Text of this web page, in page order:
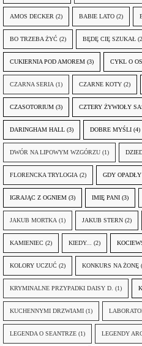
AMOS DECKER (2) BABIE LATO (2)
BO TRZEBA ŻYĆ (2) BĘDĘ CIĘ SZUKAŁ
CUKIERNIA POD AMOREM (3) CYKL O
CZARNA SERIA (1) CZARNE KOTY (2)
CZASOTORIUM (3) CZTERY ŻYWIOŁY
DARINGHAM HALL (3) DOBRE MYŚLI (4)
DWÓR NA LIPOWYM WZGÓRZU (1)
FLORENCKA TRYLOGIA (2) GDY
IGRAJĄC Z OGNIEM (3) IMIĘ PANI (3)
JAKUB MORTKA (1) JAKUB STERN (2)
KAMIENIEC (2) KIEDY... (2)
KOLORY UCZUĆ (2) KONKURS NA ŻONĘ
KRYMINALNE PRZYPADKI DAISY D. (1)
KUCHENNYMI DRZWIAMI (1)
LEGENDA O SEANTRZE (1) LEGENDY